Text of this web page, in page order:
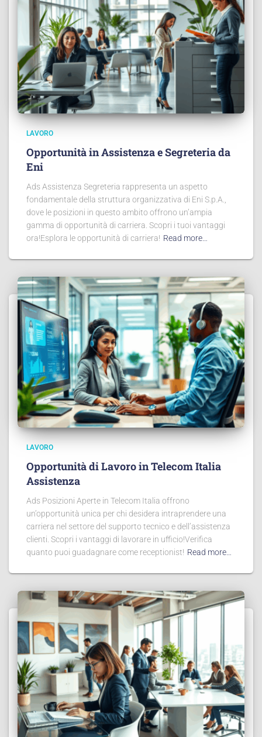
LAVORO
Opportunità in Assistenza e Segreteria da
Eni
Ads Assistenza Segreteria rappresenta un aspetto
fondamentale della struttura organizzativa di Eni S.p.A.,
dove le posizioni in questo ambito offrono un’ampia
gamma di opportunità di carriera. Scopri i tuoi vantaggi
ora!Esplora le opportunità di carriera! Read more…
LAVORO
Opportunità di Lavoro in Telecom Italia
Assistenza
Ads Posizioni Aperte in Telecom Italia offrono
un’opportunità unica per chi desidera intraprendere una
carriera nel settore del supporto tecnico e dell’assistenza
clienti. Scopri i vantaggi di lavorare in ufficio!Verifica
quanto puoi guadagnare come receptionist! Read more…